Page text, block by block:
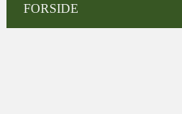
FORSIDE